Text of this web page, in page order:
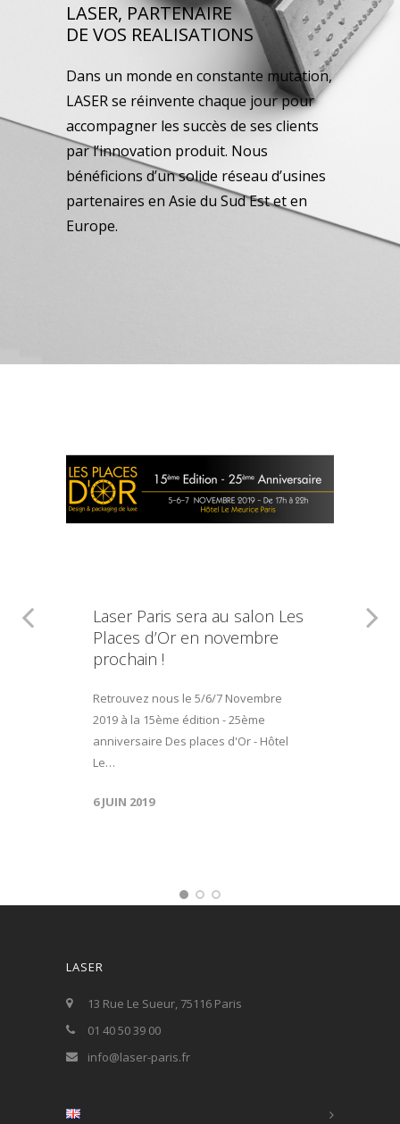
LASER, PARTENAIRE
DE VOS REALISATIONS
Dans un monde en constante mutation,
LASER se réinvente chaque jour pour
accompagner les succès de ses clients
par l’innovation produit. Nous
bénéficions d’un solide réseau d’usines
partenaires en Asie du Sud Est et en
Europe.
Laser Paris sera au salon Les
Places d’Or en novembre
prochain !
Retrouvez nous le 5/6/7 Novembre
2019 à la 15ème édition - 25ème
anniversaire Des places d'Or - Hôtel
Le…
6 JUIN 2019
LASER
13 Rue Le Sueur, 75116 Paris
01 40 50 39 00
info@laser-paris.fr